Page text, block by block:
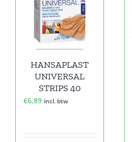
HANSAPLAST
UNIVERSAL
STRIPS 40
€6,89 incl. btw